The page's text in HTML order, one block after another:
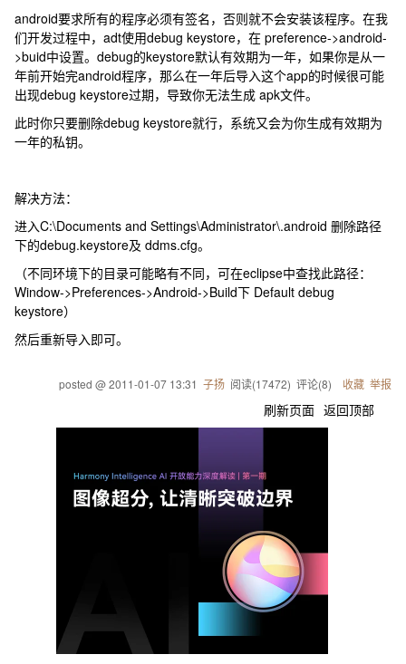
android要求所有的程序必须有签名，否则就不会安装该程序。在我
们开发过程中，adt使用debug keystore，在 preference->android-
>buid中设置。debug的keystore默认有效期为一年，如果你是从一
年前开始完android程序，那么在一年后导入这个app的时候很可能
出现debug keystore过期，导致你无法生成 apk文件。
此时你只要删除debug keystore就行，系统又会为你生成有效期为
一年的私钥。
解决方法：
进入C:\Documents and Settings\Administrator\.android 删除路径
下的debug.keystore及 ddms.cfg。
（不同环境下的目录可能略有不同，可在eclipse中查找此路径：
Window->Preferences->Android->Build下 Default debug
keystore）
然后重新导入即可。
posted @2011-01-07 13:31 子扬阅读(17472) 评论(8) 收藏 举报
刷新页面 返回顶部